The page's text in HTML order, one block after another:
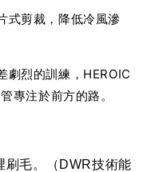
式剪裁，降低冷風滲
劇烈的訓練，HEROIC
專注於前方的路。
刷毛。（DWR技術能